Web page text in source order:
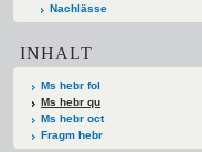
Nachlässe
INHALT
Ms hebr fol
Ms hebr qu
Ms hebr oct
Fragm hebr